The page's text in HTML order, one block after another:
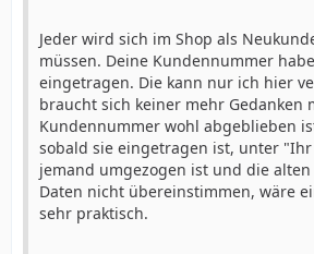
Jeder wird sich im Shop als
müssen. Deine Kundennummer
eingetragen. Die kann nur ich hier
braucht sich keiner mehr Gedanken
Kundennummer wohl abgeblieben
sobald sie eingetragen ist, unter "Ihr
jemand umgezogen ist und die
Daten nicht übereinstimmen, wäre
sehr praktisch.